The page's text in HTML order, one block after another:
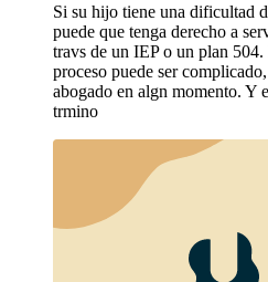
Si su hijo tiene una dificultad
puede que tenga derecho a
travs de un IEP o un plan
proceso puede ser
abogado en algn momento. Y
trmino